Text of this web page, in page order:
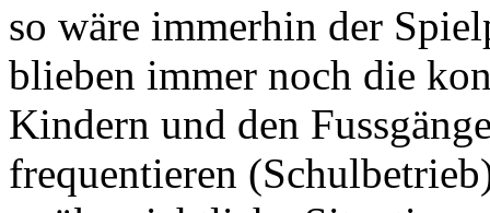
so wäre immerhin der
blieben immer noch die
Kindern und den
frequentieren